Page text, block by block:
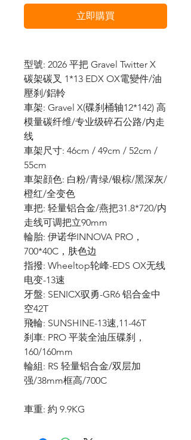
立即購買
型號: 2026 平把 Gravel Twitter X
碳架碳叉 1*13 EDX OX電變件/油
壓刹/鋁軨
車架: Gravel X(碟刹桶轴12*142) 高
模量碳纤维/专业级碎石公路/内走
线
車架尺寸: 46cm / 49cm / 52cm /
55cm
車架顔色: 白粉/青绿/银棕/黑深灰/
橙红/全变色
車把: 轻量铝合金/燕把31.8*720/内
走线可调把立90mm
輪胎: 伊诺华INNOVA PRO，
700*40C，肤色边
指撥: Wheeltop轮峰-EDS OX无线
电变-13速
牙盤: SENICX驭勇-GR6 铝合金中
空42T
飛輪: SUNSHINE-13速,11-46T
刹車: PRO 平装全油压碟刹，
160/160mm
輪組: RS 轻量铝合金/双层加
强/38mm框高/700C
車重: 約 9.9KG